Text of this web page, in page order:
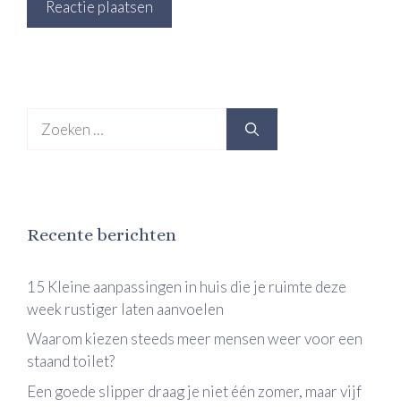
naar:
Recente berichten
15 Kleine aanpassingen in huis die je ruimte deze
week rustiger laten aanvoelen
Waarom kiezen steeds meer mensen weer voor een
staand toilet?
Een goede slipper draag je niet één zomer, maar vijf